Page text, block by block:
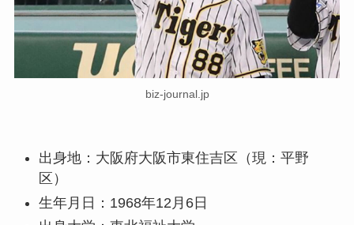
biz-journal.jp
出身地：大阪府大阪市東住吉区（現：平野
区）
生年月日：1968年12月6日